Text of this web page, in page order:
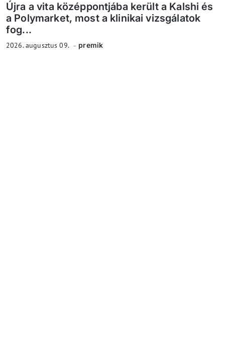
Újra a vita középpontjába került a Kalshi és
a Polymarket, most a klinikai vizsgálatok
fog...
2026. augusztus 09. premik